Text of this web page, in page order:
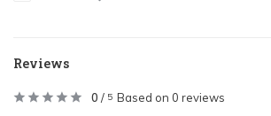
Reviews
0 / 5 Based on 0 reviews